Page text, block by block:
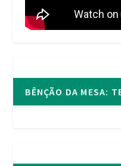
BÊNÇÃO DA MESA: